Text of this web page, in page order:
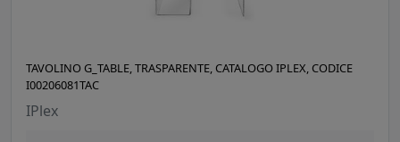
TAVOLINO G_TABLE, TRASPARENTE, CATALOGO IPLEX, CODICE
I00206081TAC
IPlex